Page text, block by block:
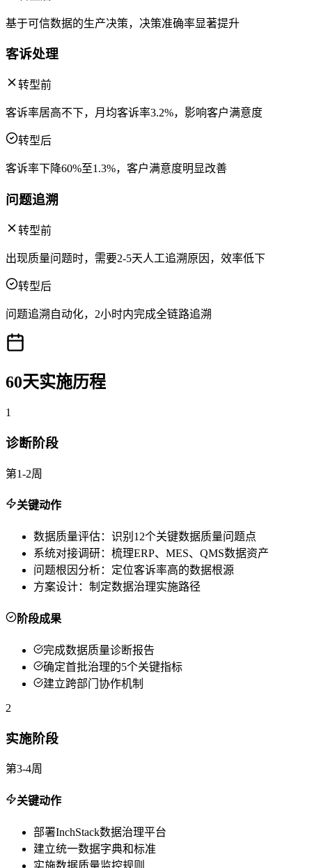
基于可信数据的生产决策，决策准确率显著提升
客诉处理
转型前
客诉率居高不下，月均客诉率3.2%，影响客户满意度
转型后
客诉率下降60%至1.3%，客户满意度明显改善
问题追溯
转型前
出现质量问题时，需要2-5天人工追溯原因，效率低下
转型后
问题追溯自动化，2小时内完成全链路追溯
60天实施历程
1
诊断阶段
第1-2周
关键动作
数据质量评估：识别12个关键数据质量问题点
系统对接调研：梳理ERP、MES、QMS数据资产
问题根因分析：定位客诉率高的数据根源
方案设计：制定数据治理实施路径
阶段成果
完成数据质量诊断报告
确定首批治理的5个关键指标
建立跨部门协作机制
2
实施阶段
第3-4周
关键动作
部署InchStack数据治理平台
建立统一数据字典和标准
实施数据质量监控规则